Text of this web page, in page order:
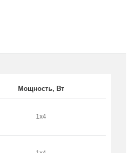
Мощность, Вт
1х4